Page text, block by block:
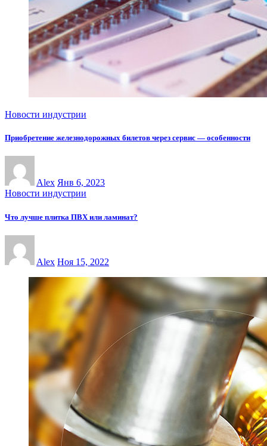
Новости индустрии
Приобретение железнодорожных билетов через сервис — особенности
Alex Янв 6, 2023
Новости индустрии
Что лучше плитка ПВХ или ламинат?
Alex Ноя 15, 2022